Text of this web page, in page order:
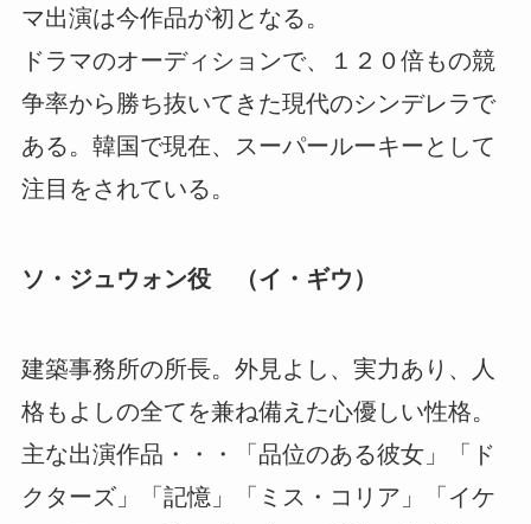
マ出演は今作品が初となる。
ドラマのオーディションで、１２０倍もの競
争率から勝ち抜いてきた現代のシンデレラで
ある。韓国で現在、スーパールーキーとして
注目をされている。
ソ・ジュウォン役 （イ・ギウ）
建築事務所の所長。外見よし、実力あり、人
格もよしの全てを兼ね備えた心優しい性格。
主な出演作品・・・「品位のある彼女」「ド
クターズ」「記憶」「ミス・コリア」「イケ